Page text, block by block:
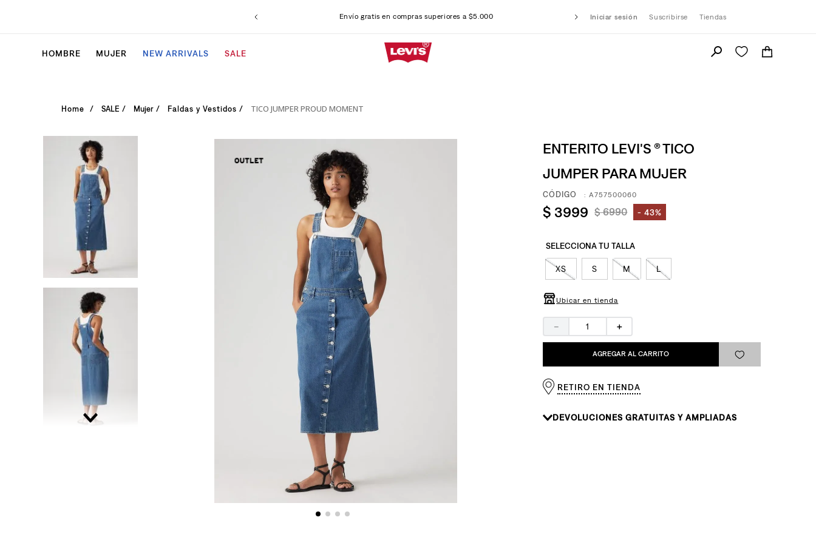
Envío gratis en compras superiores a $5.000 Iniciar sesión Suscribirse Tiendas
HOMBRE MUJER NEW ARRIVALS SALE
SALE Mujer Faldas y Vestidos TICO JUMPER PROUD MOMENT
ENTERITO LEVI'S ® TICO
JUMPER PARA MUJER
:A757500060
$ 3999 $ 6990 43%
XS S M L
Ubicar en tienda
＋
－
AGREGAR AL CARRITO
RETIRO EN TIENDA
DEVOLUCIONES GRATUITAS Y AMPLIADAS